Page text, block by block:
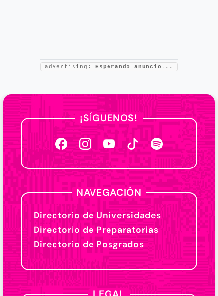
advertising: Esperando anuncio...
¡SÍGUENOS!
NAVEGACIÓN
Directorio de Universidades
Directorio de Preparatorias
Directorio de Posgrados